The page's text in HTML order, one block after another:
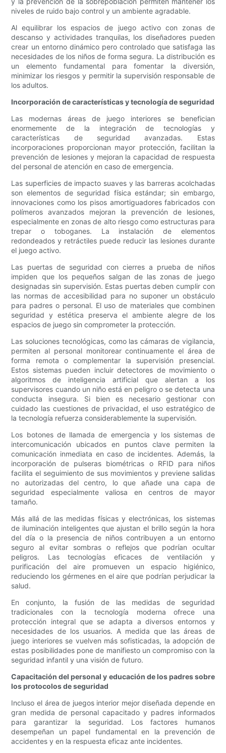
niveles de ruido bajo control y un ambiente agradable.
Al equilibrar los espacios de juego activo con zonas de
descanso y actividades tranquilas, los diseñadores pueden
crear un entorno dinámico pero controlado que satisfaga las
necesidades de los niños de forma segura. La distribución es
un elemento fundamental para fomentar la diversión,
minimizar los riesgos y permitir la supervisión responsable de
los adultos.
Incorporación de características y tecnología de seguridad
Las modernas áreas de juego interiores se benefician
enormemente de la integración de tecnologías y
características de seguridad avanzadas. Estas
incorporaciones proporcionan mayor protección, facilitan la
prevención de lesiones y mejoran la capacidad de respuesta
del personal de atención en caso de emergencia.
Las superficies de impacto suaves y las barreras acolchadas
son elementos de seguridad física estándar; sin embargo,
innovaciones como los pisos amortiguadores fabricados con
polímeros avanzados mejoran la prevención de lesiones,
especialmente en zonas de alto riesgo como estructuras para
trepar o toboganes. La instalación de elementos
redondeados y retráctiles puede reducir las lesiones durante
el juego activo.
Las puertas de seguridad con cierres a prueba de niños
impiden que los pequeños salgan de las zonas de juego
designadas sin supervisión. Estas puertas deben cumplir con
las normas de accesibilidad para no suponer un obstáculo
para padres o personal. El uso de materiales que combinen
seguridad y estética preserva el ambiente alegre de los
espacios de juego sin comprometer la protección.
Las soluciones tecnológicas, como las cámaras de vigilancia,
permiten al personal monitorear continuamente el área de
forma remota o complementar la supervisión presencial.
Estos sistemas pueden incluir detectores de movimiento o
algoritmos de inteligencia artificial que alertan a los
supervisores cuando un niño está en peligro o se detecta una
conducta insegura. Si bien es necesario gestionar con
cuidado las cuestiones de privacidad, el uso estratégico de
la tecnología refuerza considerablemente la supervisión.
Los botones de llamada de emergencia y los sistemas de
intercomunicación ubicados en puntos clave permiten la
comunicación inmediata en caso de incidentes. Además, la
incorporación de pulseras biométricas o RFID para niños
facilita el seguimiento de sus movimientos y previene salidas
no autorizadas del centro, lo que añade una capa de
seguridad especialmente valiosa en centros de mayor
tamaño.
Más allá de las medidas físicas y electrónicas, los sistemas
de iluminación inteligentes que ajustan el brillo según la hora
del día o la presencia de niños contribuyen a un entorno
seguro al evitar sombras o reflejos que podrían ocultar
peligros. Las tecnologías eficaces de ventilación y
purificación del aire promueven un espacio higiénico,
reduciendo los gérmenes en el aire que podrían perjudicar la
salud.
En conjunto, la fusión de las medidas de seguridad
tradicionales con la tecnología moderna ofrece una
protección integral que se adapta a diversos entornos y
necesidades de los usuarios. A medida que las áreas de
juego interiores se vuelven más sofisticadas, la adopción de
estas posibilidades pone de manifiesto un compromiso con la
seguridad infantil y una visión de futuro.
Capacitación del personal y educación de los padres sobre
los protocolos de seguridad
Incluso el área de juegos interior mejor diseñada depende en
gran medida de personal capacitado y padres informados
para garantizar la seguridad. Los factores humanos
desempeñan un papel fundamental en la prevención de
accidentes y en la respuesta eficaz ante incidentes.